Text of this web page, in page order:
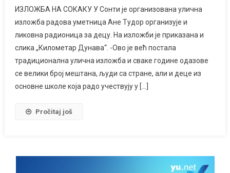
ИЗЛОЖБА НА СОКАКУ У Сонти је организована улична
изложба радова уметница Ане Тудор организује и
ликовна радионица за децу. На изложби је приказана и
слика „Километар Дунава“. -Ово је већ постала
традиционална улична изложба и сваке године одазове
се велики број мештана, људи са стране, али и деце из
основне школе која радо учествују у […]
Pročitaj još